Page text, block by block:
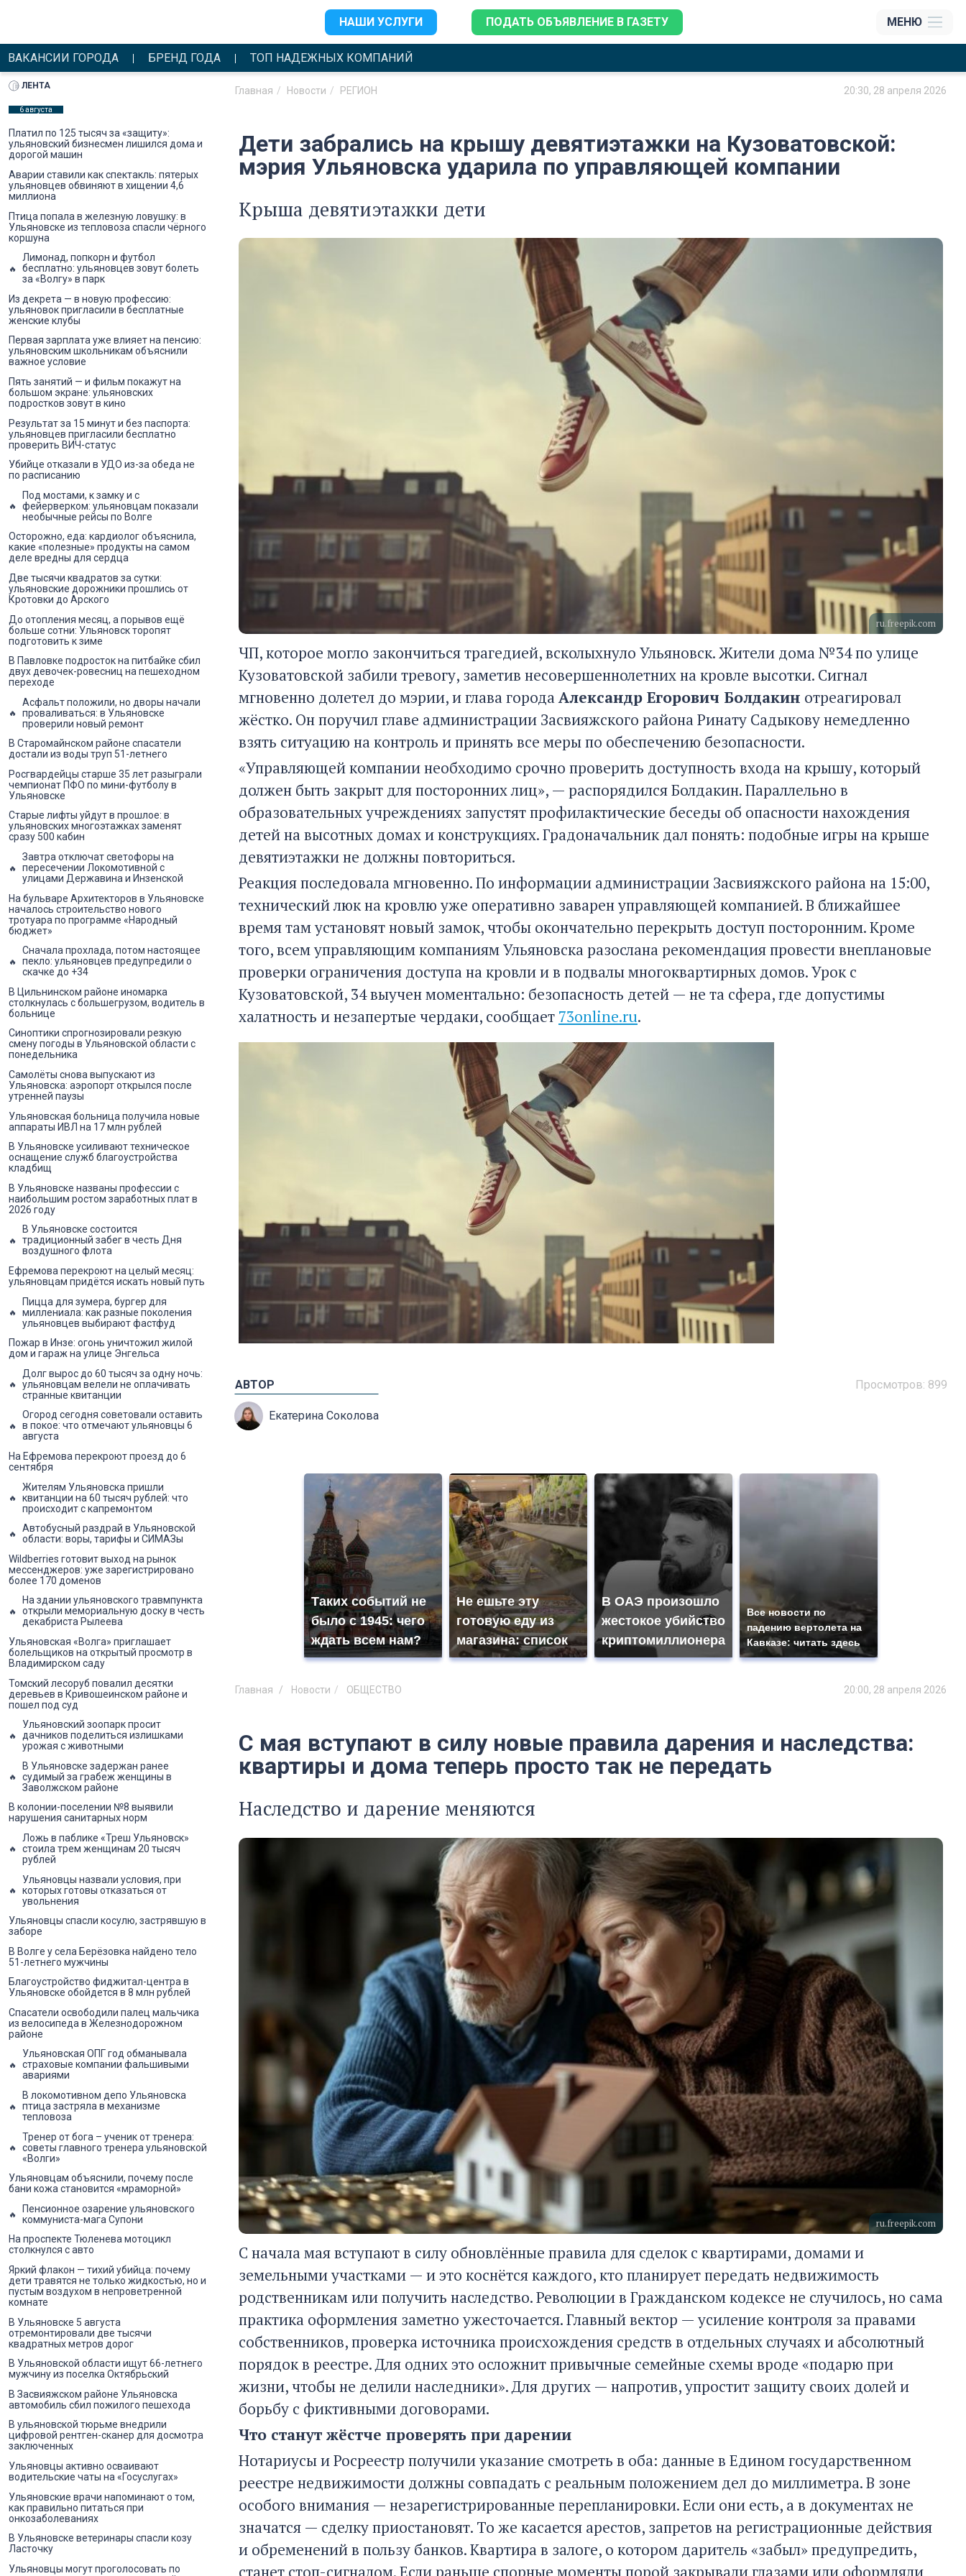
НАШИ УСЛУГИ ПОДАТЬ ОБЪЯВЛЕНИЕ В ГАЗЕТУ МЕНЮ
ВАКАНСИИ ГОРОДА БРЕНД ГОДА ТОП НАДЕЖНЫХ КОМПАНИЙ
Главная Новости РЕГИОН 20:30, 28 апреля 2026
Дети забрались на крышу девятиэтажки на Кузоватовской:
мэрия Ульяновска ударила по управляющей компании
Крыша девятиэтажки дети
ru.freepik.com
ЧП, которое могло закончиться трагедией, всколыхнуло Ульяновск. Жители дома №34 по улице
Кузоватовской забили тревогу, заметив несовершеннолетних на кровле высотки. Сигнал
мгновенно долетел до мэрии, и глава городаАлександр Егорович Болдакин отреагировал
жёстко. Он поручил главе администрации Засвияжского района Ринату Садыкову немедленно
взять ситуацию на контроль и принять все меры по обеспечению безопасности.
«Управляющей компании необходимо срочно проверить доступность входа на крышу, который
должен быть закрыт для посторонних лиц», — распорядился Болдакин. Параллельно в
образовательных учреждениях запустят профилактические беседы об опасности нахождения
детей на высотных домах и конструкциях. Градоначальник дал понять: подобные игры на крыше
девятиэтажки не должны повториться.
Реакция последовала мгновенно. По информации администрации Засвияжского района на 15:00,
технический люк на кровлю уже оперативно заварен управляющей компанией. В ближайшее
время там установят новый замок, чтобы окончательно перекрыть доступ посторонним. Кроме
того, всем управляющим компаниям Ульяновска разослана рекомендация провести внеплановые
проверки ограничения доступа на кровли и в подвалы многоквартирных домов. Урок с
Кузоватовской, 34 выучен моментально: безопасность детей — не та сфера, где допустимы
халатность и незапертые чердаки, сообщает 73online.ru.
Просмотров: 899
АВТОР
Екатерина Соколова
Таких событий не
было с 1945: чего
ждать всем нам?
Не ешьте эту
готовую еду из
магазина: список
В ОАЭ произошло
жестокое убийство
криптомиллионера
Все новости по
падению вертолета на
Кавказе: читать здесь
Главная Новости ОБЩЕСТВО 20:00, 28 апреля 2026
С мая вступают в силу новые правила дарения и наследства:
квартиры и дома теперь просто так не передать
Наследство и дарение меняются
ru.freepik.com
С начала мая вступают в силу обновлённые правила для сделок с квартирами, домами и
земельными участками — и это коснётся каждого, кто планирует передать недвижимость
родственникам или получить наследство. Революции в Гражданском кодексе не случилось, но сама
практика оформления заметно ужесточается. Главный вектор — усиление контроля за правами
собственников, проверка источника происхождения средств в отдельных случаях и абсолютный
порядок в реестре. Для одних это осложнит привычные семейные схемы вроде «подарю при
жизни, чтобы не делили наследники». Для других — напротив, упростит защиту своих долей и
борьбу с фиктивными договорами.
Что станут жёстче проверять при дарении
Нотариусы и Росреестр получили указание смотреть в оба: данные в Едином государственном
реестре недвижимости должны совпадать с реальным положением дел до миллиметра. В зоне
особого внимания — незарегистрированные перепланировки. Если они есть, а в документах не
значатся — сделку приостановят. То же касается арестов, запретов на регистрационные действия
и обременений в пользу банков. Квартира в залоге, о котором даритель «забыл» предупредить,
станет стоп-сигналом. Если раньше спорные моменты порой закрывали глазами или оформляли
ЛЕНТА
6 августа
Платил по 125 тысяч за «защиту»:
ульяновский бизнесмен лишился дома и
дорогой машин
Аварии ставили как спектакль: пятерых
ульяновцев обвиняют в хищении 4,6
миллиона
Птица попала в железную ловушку: в
Ульяновске из тепловоза спасли чёрного
коршуна
Лимонад, попкорн и футбол
бесплатно: ульяновцев зовут болеть
за «Волгу» в парк
Из декрета — в новую профессию:
ульяновок пригласили в бесплатные
женские клубы
Первая зарплата уже влияет на пенсию:
ульяновским школьникам объяснили
важное условие
Пять занятий — и фильм покажут на
большом экране: ульяновских
подростков зовут в кино
Результат за 15 минут и без паспорта:
ульяновцев пригласили бесплатно
проверить ВИЧ-статус
Убийце отказали в УДО из-за обеда не
по расписанию
Под мостами, к замку и с
фейерверком: ульяновцам показали
необычные рейсы по Волге
Осторожно, еда: кардиолог объяснила,
какие «полезные» продукты на самом
деле вредны для сердца
Две тысячи квадратов за сутки:
ульяновские дорожники прошлись от
Кротовки до Арского
До отопления месяц, а порывов ещё
больше сотни: Ульяновск торопят
подготовить к зиме
В Павловке подросток на питбайке сбил
двух девочек-ровесниц на пешеходном
переходе
Асфальт положили, но дворы начали
проваливаться: в Ульяновске
проверили новый ремонт
В Старомайнском районе спасатели
достали из воды труп 51-летнего
Росгвардейцы старше 35 лет разыграли
чемпионат ПФО по мини-футболу в
Ульяновске
Старые лифты уйдут в прошлое: в
ульяновских многоэтажках заменят
сразу 500 кабин
Завтра отключат светофоры на
пересечении Локомотивной с
улицами Державина и Инзенской
На бульваре Архитекторов в Ульяновске
началось строительство нового
тротуара по программе «Народный
бюджет»
Сначала прохлада, потом настоящее
пекло: ульяновцев предупредили о
скачке до +34
В Цильнинском районе иномарка
столкнулась с большегрузом, водитель в
больнице
Синоптики спрогнозировали резкую
смену погоды в Ульяновской области с
понедельника
Самолёты снова выпускают из
Ульяновска: аэропорт открылся после
утренней паузы
Ульяновская больница получила новые
аппараты ИВЛ на 17 млн рублей
В Ульяновске усиливают техническое
оснащение служб благоустройства
кладбищ
В Ульяновске названы профессии с
наибольшим ростом заработных плат в
2026 году
В Ульяновске состоится
традиционный забег в честь Дня
воздушного флота
Ефремова перекроют на целый месяц:
ульяновцам придётся искать новый путь
Пицца для зумера, бургер для
миллениала: как разные поколения
ульяновцев выбирают фастфуд
Пожар в Инзе: огонь уничтожил жилой
дом и гараж на улице Энгельса
Долг вырос до 60 тысяч за одну ночь:
ульяновцам велели не оплачивать
странные квитанции
Огород сегодня советовали оставить
в покое: что отмечают ульяновцы 6
августа
На Ефремова перекроют проезд до 6
сентября
Жителям Ульяновска пришли
квитанции на 60 тысяч рублей: что
происходит с капремонтом
Автобусный раздрай в Ульяновской
области: воры, тарифы и СИМАЗы
Wildberries готовит выход на рынок
мессенджеров: уже зарегистрировано
более 170 доменов
На здании ульяновского травмпункта
открыли мемориальную доску в честь
декабриста Рылеева
Ульяновская «Волга» приглашает
болельщиков на открытый просмотр в
Владимирском саду
Томский лесоруб повалил десятки
деревьев в Кривошеинском районе и
пошел под суд
Ульяновский зоопарк просит
дачников поделиться излишками
урожая с животными
В Ульяновске задержан ранее
судимый за грабеж женщины в
Заволжском районе
В колонии-поселении №8 выявили
нарушения санитарных норм
Ложь в паблике «Треш Ульяновск»
стоила трем женщинам 20 тысяч
рублей
Ульяновцы назвали условия, при
которых готовы отказаться от
увольнения
Ульяновцы спасли косулю, застрявшую в
заборе
В Волге у села Берёзовка найдено тело
51-летнего мужчины
Благоустройство фиджитал-центра в
Ульяновске обойдется в 8 млн рублей
Спасатели освободили палец мальчика
из велосипеда в Железнодорожном
районе
Ульяновская ОПГ год обманывала
страховые компании фальшивыми
авариями
В локомотивном депо Ульяновска
птица застряла в механизме
тепловоза
Тренер от бога – ученик от тренера:
советы главного тренера ульяновской
«Волги»
Ульяновцам объяснили, почему после
бани кожа становится «мраморной»
Пенсионное озарение ульяновского
коммуниста-мага Супони
На проспекте Тюленева мотоцикл
столкнулся с авто
Яркий флакон — тихий убийца: почему
дети травятся не только жидкостью, но и
пустым воздухом в непроветренной
комнате
В Ульяновске 5 августа
отремонтировали две тысячи
квадратных метров дорог
В Ульяновской области ищут 66-летнего
мужчину из поселка Октябрьский
В Засвияжском районе Ульяновска
автомобиль сбил пожилого пешехода
В ульяновской тюрьме внедрили
цифровой рентген-сканер для досмотра
заключенных
Ульяновцы активно осваивают
водительские чаты на «Госуслугах»
Ульяновские врачи напоминают о том,
как правильно питаться при
онкозаболеваниях
В Ульяновске ветеринары спасли козу
Ласточку
Ульяновцы могут проголосовать по